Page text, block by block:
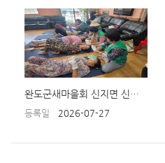
완도군새마을회 신지면 신상마을에서 농촌재능나눔 봉사활동 펼쳐
등록일 2026-07-27